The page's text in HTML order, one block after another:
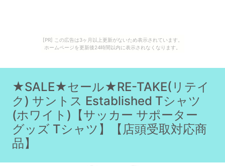
[PR] この広告は3ヶ月以上更新がないため表示されています。
ホームページを更新後24時間以内に表示されなくなります。
★SALE★セール★RE-TAKE(リテイ
ク) サントス Established Tシャツ
(ホワイト)【サッカー サポーター
グッズ Tシャツ】【店頭受取対応商
品】